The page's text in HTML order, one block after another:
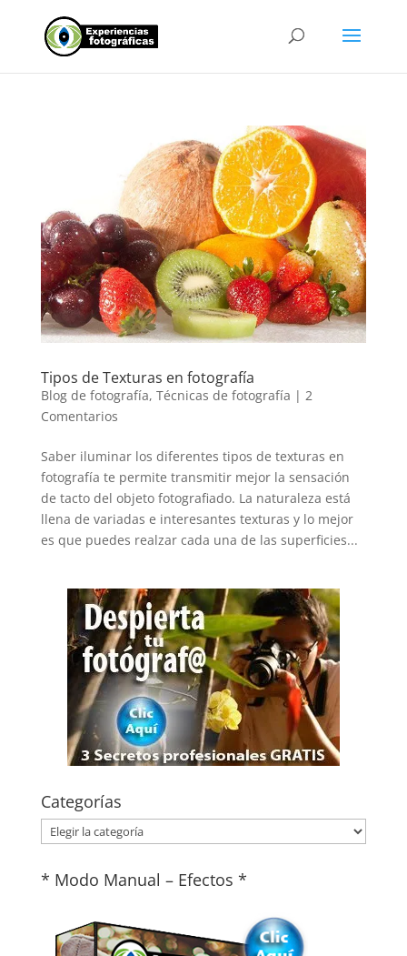
Tipos de Texturas en fotografía
Blog de fotografía, Técnicas de fotografía | 2
Comentarios
Saber iluminar los diferentes tipos de texturas en
fotografía te permite transmitir mejor la sensación
de tacto del objeto fotografiado. La naturaleza está
llena de variadas e interesantes texturas y lo mejor
es que puedes realzar cada una de las superficies...
Categorías
Categorías
* Modo Manual – Efectos *